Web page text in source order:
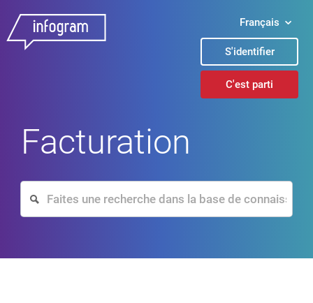
Français
S'identifier
C'est parti
Facturation